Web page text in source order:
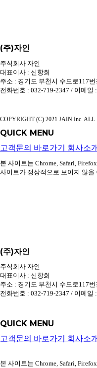
(주)자인
주식회사 자인
대표이사 : 신항희
주소 : 경기도 부천시 수도로117번
전화번호 : 032-719-2347 / 이메일
COPYRIGHT (C) 2021 JAIN Inc. ALL
QUICK MENU
고객문의 바로가기 회사소개
본 사이트는 Chrome, Safari,
사이트가 정상적으로 보이지 않을
(주)자인
주식회사 자인
대표이사 : 신항희
주소 : 경기도 부천시 수도로117번
전화번호 : 032-719-2347 / 이메일
QUICK MENU
고객문의 바로가기 회사소개
본 사이트는 Chrome, Safari,